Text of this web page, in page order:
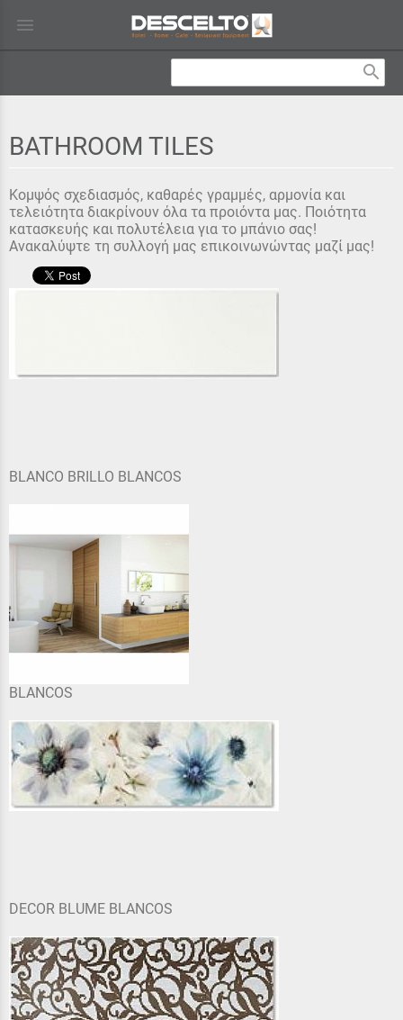
menu
search
BATHROOM TILES
Κομψός σχεδιασμός, καθαρές γραμμές, αρμονία και
τελειότητα διακρίνουν όλα τα προιόντα μας. Ποιότητα
κατασκευής και πολυτέλεια για το μπάνιο σας!
Ανακαλύψτε τη συλλογή μας επικοινωνώντας μαζί μας!
BLANCO BRILLO BLANCOS
BLANCOS
DECOR BLUME BLANCOS